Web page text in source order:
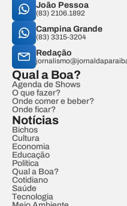
João Pessoa
(83) 2106.1892
Campina Grande
(83) 3315-3204
Redação
Qual a Boa?
Agenda de Shows
O que fazer?
Onde comer e beber?
Onde ficar?
Notícias
Bichos
Cultura
Economia
Educação
Política
Qual a Boa?
Cotidiano
Saúde
Tecnologia